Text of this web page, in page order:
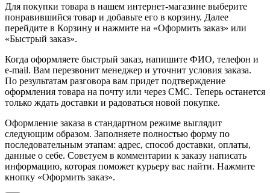
Для покупки товара в нашем интернет-магазине выберите
понравившийся товар и добавьте его в корзину. Далее
перейдите в Корзину и нажмите на «Оформить заказ» или
«Быстрый заказ».
Когда оформляете быстрый заказ, напишите ФИО, телефон и
e-mail. Вам перезвонит менеджер и уточнит условия заказа.
По результатам разговора вам придет подтверждение
оформления товара на почту или через СМС. Теперь останется
только ждать доставки и радоваться новой покупке.
Оформление заказа в стандартном режиме выглядит
следующим образом. Заполняете полностью форму по
последовательным этапам: адрес, способ доставки, оплаты,
данные о себе. Советуем в комментарии к заказу написать
информацию, которая поможет курьеру вас найти. Нажмите
кнопку «Оформить заказ».